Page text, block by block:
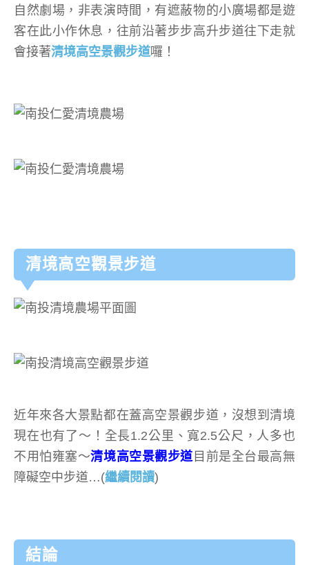
自然劇場，非表演時間，有遮蔽物的小廣場都是遊
客在此小作休息，往前沿著步步高升步道往下走就
會接著清境高空景觀步道囉！
清境高空觀景步道
近年來各大景點都在蓋高空景觀步道，沒想到清境
現在也有了～！全長1.2公里、寬2.5公尺，人多也
不用怕雍塞～清境高空景觀步道 目前是全台最高無
障礙空中步道…(繼續閱讀)
結論